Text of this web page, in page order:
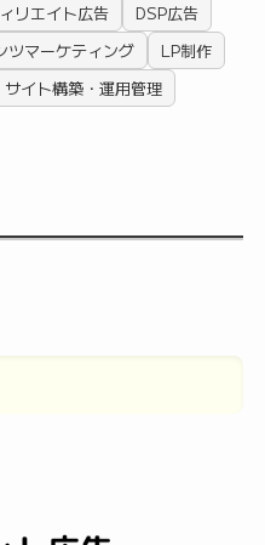
リエイト広告
DSP広告
ツマーケティング
LP制作
サイト構築・運用管理